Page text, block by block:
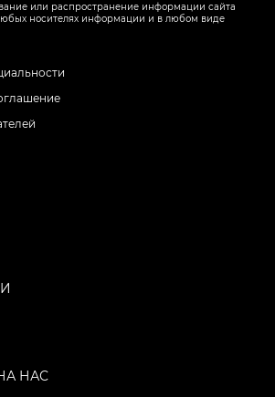
или распространение информации сайта
носителях информации и в любом виде
НАС